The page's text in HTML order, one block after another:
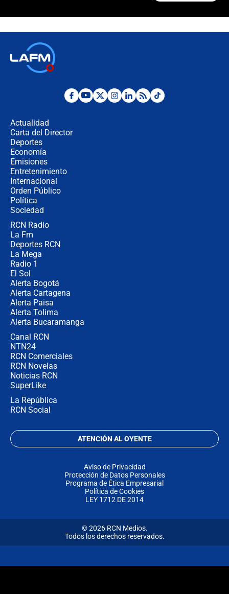
Desde dermatitis hasta infecciones:
Actualidad
Carta del Director
Deportes
Economía
Emisiones
Entretenimiento
Internacional
Orden Público
Política
Sociedad
RCN Radio
La Fm
Deportes RCN
La Mega
Radio 1
El Sol
Alerta Bogotá
Alerta Cartagena
Alerta Paisa
Alerta Tolima
Alerta Bucaramanga
Canal RCN
NTN24
RCN Comerciales
RCN Novelas
Noticias RCN
SuperLike
La República
RCN Social
ATENCIÓN AL OYENTE
Aviso de Privacidad
Protección de Datos Personales
Programa de Ética Empresarial
Política de Cookies
LEY 1712 DE 2014
© 2026 RCN Medios.
Todos los derechos reservados.